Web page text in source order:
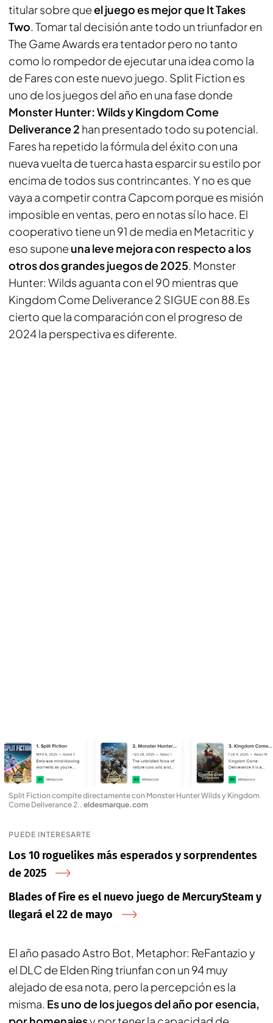
titular sobre queel juego es mejor que It Takes
Two. Tomar tal decisión ante todo un triunfador en
The Game Awards era tentador pero no tanto
como lo rompedor de ejecutar una idea como la
de Fares con este nuevo juego. Split Fiction es
uno de los juegos del año en una fase donde
Monster Hunter: Wilds y Kingdom Come
Deliverance 2 han presentado todo su potencial.
Fares ha repetido la fórmula del éxito con una
nueva vuelta de tuerca hasta esparcir su estilo por
encima de todos sus contrincantes. Y no es que
vaya a competir contra Capcom porque es misión
imposible en ventas, pero en notas sí lo hace. El
cooperativo tiene un 91 de media en Metacritic y
eso supone una leve mejora con respecto a los
otros dos grandes juegos de 2025. Monster
Hunter: Wilds aguanta con el 90 mientras que
Kingdom Come Deliverance 2 SIGUE con 88.Es
cierto que la comparación con el progreso de
2024 la perspectiva es diferente.
Split Fiction compite directamente con Monster Hunter Wilds y Kingdom
Come Deliverance 2.. eldesmarque.com
PUEDE INTERESARTE
Los 10 roguelikes más esperados y sorprendentes
de 2025
Blades of Fire es el nuevo juego de MercurySteam y
llegará el 22 de mayo
El año pasado Astro Bot, Metaphor: ReFantazio y
el DLC de Elden Ring triunfan con un 94 muy
alejado de esa nota, pero la percepción es la
misma. Es uno de los juegos del año por esencia,